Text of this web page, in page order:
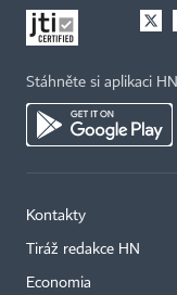
Stáhněte si aplikaci HN
Kontakty
Tiráž redakce HN
Economia